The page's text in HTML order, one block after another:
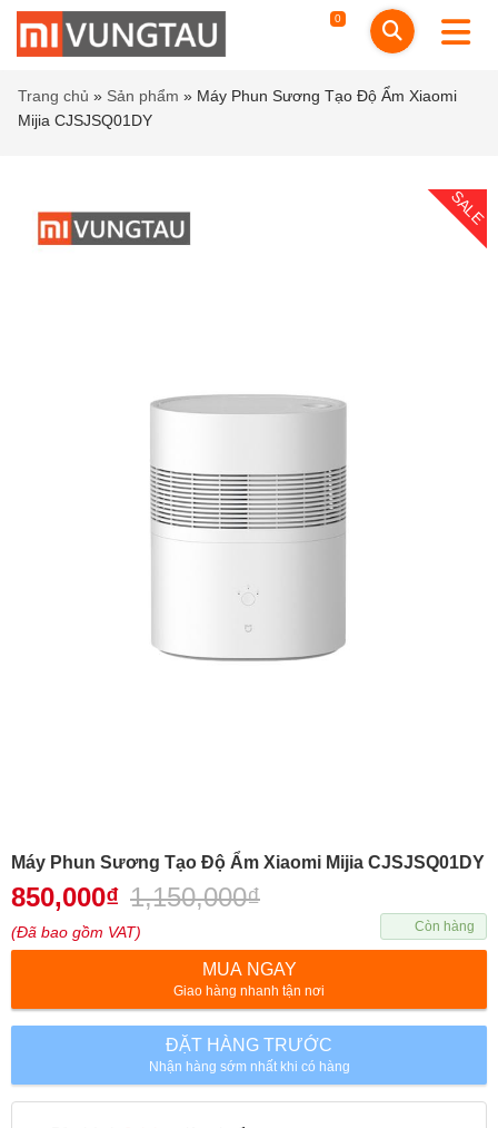
0
Trang chủ » Sản phẩm » Máy Phun Sương Tạo Độ Ẩm Xiaomi
Mijia CJSJSQ01DY
SALE
Máy Phun Sương Tạo Độ Ẩm Xiaomi Mijia CJSJSQ01DY
850,000₫ 1,150,000₫
(Đã bao gồm VAT) Còn hàng
MUA NGAY
Giao hàng nhanh tận nơi
ĐẶT HÀNG TRƯỚC
Nhận hàng sớm nhất khi có hàng